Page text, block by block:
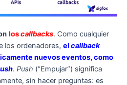
loscallbacks. Como cualquier
los ordenadores, el callback
nuevos eventos, como
. Push (“Empujar”) significa
sin hacer preguntas: es